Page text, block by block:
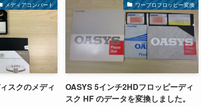
メディアコンバート
スクのメディ
ワープロフロッピー変換
OASYS 5インチ2HDフロッピーディ
スク HF のデータを変換しました。